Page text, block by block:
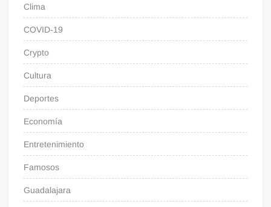
Clima
COVID-19
Crypto
Cultura
Deportes
Economía
Entretenimiento
Famosos
Guadalajara